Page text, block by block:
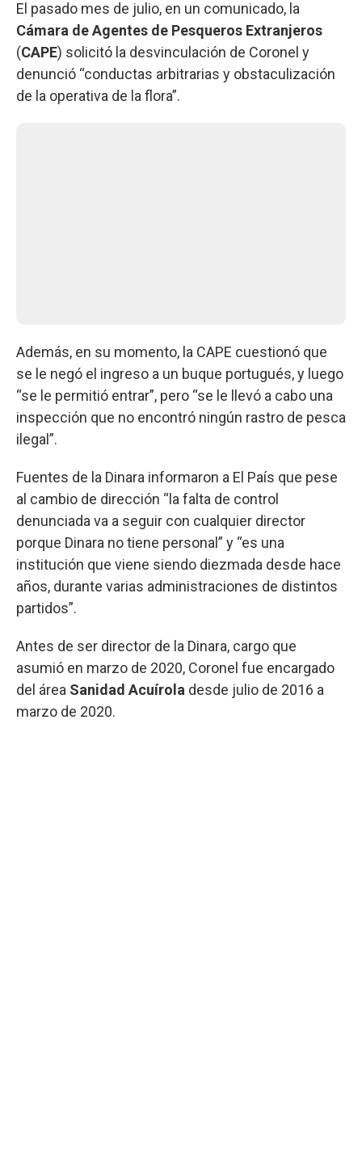
El pasado mes de julio, en un comunicado, la
Cámara de Agentes de Pesqueros Extranjeros
(CAPE) solicitó la desvinculación de Coronel y
denunció “conductas arbitrarias y obstaculización
de la operativa de la flora”.
Además, en su momento, la CAPE cuestionó que
se le negó el ingreso a un buque portugués, y luego
“se le permitió entrar”, pero “se le llevó a cabo una
inspección que no encontró ningún rastro de pesca
ilegal”.
Fuentes de la Dinara informaron a El País que pese
al cambio de dirección “la falta de control
denunciada va a seguir con cualquier director
porque Dinara no tiene personal” y “es una
institución que viene siendo diezmada desde hace
años, durante varias administraciones de distintos
partidos”.
Antes de ser director de la Dinara, cargo que
asumió en marzo de 2020, Coronel fue encargado
del área Sanidad Acuírola desde julio de 2016 a
marzo de 2020.